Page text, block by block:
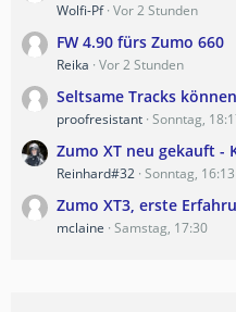
Wolfi-Pf Vor 2 Stunden
FW 4.90 fürs Zumo 660
Reika Vor 2 Stunden
Seltsame Tracks
proofresistant Sonntag,
Zumo XT neu gekauft -
Reinhard#32 Sonntag, 16:13
Zumo XT3, erste
mclaine Samstag, 17:30